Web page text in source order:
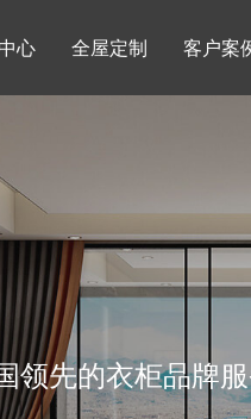
心 全屋定制 客户案
书柜系列
领先的衣柜品牌